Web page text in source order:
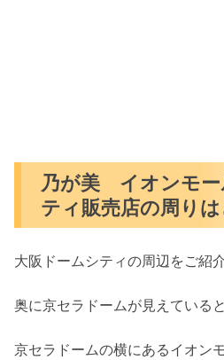
乃が美 イオンモー
ティ販売店の周り
大阪ドームシティの周辺をご紹介
奥に京セラドームが見えている
京セラドームの横にあるイオン